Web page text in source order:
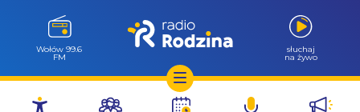
Przejdź
Wołów 99.6
FM
słuchaj
na żywo